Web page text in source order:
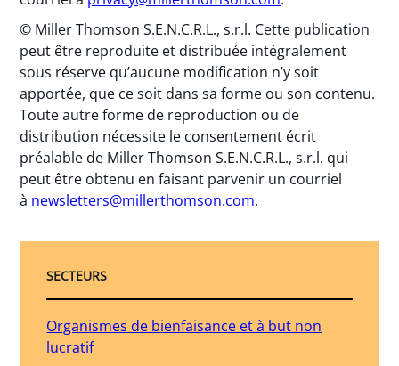
© Miller Thomson S.E.N.C.R.L., s.r.l. Cette publication
peut être reproduite et distribuée intégralement
sous réserve qu’aucune modification n’y soit
apportée, que ce soit dans sa forme ou son contenu.
Toute autre forme de reproduction ou de
distribution nécessite le consentement écrit
préalable de Miller Thomson S.E.N.C.R.L., s.r.l. qui
peut être obtenu en faisant parvenir un courriel
à newsletters@millerthomson.com.
SECTEURS
Organismes de bienfaisance et à but non
lucratif